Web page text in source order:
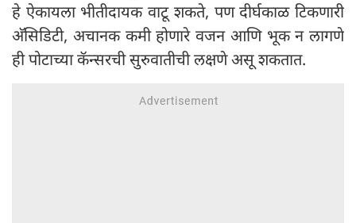
हे ऐकायला भीतीदायक वाटू शकते, पण दीर्घकाळ टिकणारी
अ‍ॅसिडिटी, अचानक कमी होणारे वजन आणि भूक न लागणे
ही पोटाच्या कॅन्सरची सुरुवातीची लक्षणे असू शकतात.